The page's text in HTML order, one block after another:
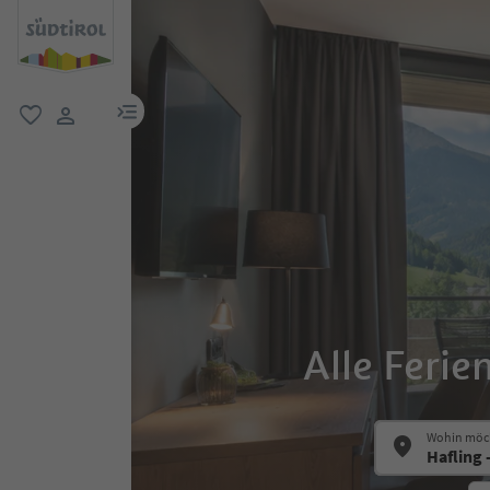
menu link
Alle
Wohin